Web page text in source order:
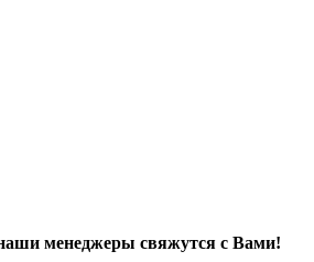
менеджеры свяжутся с Вами!